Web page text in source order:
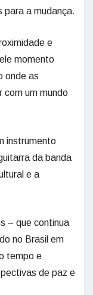
para a mudança.
e
momento
onde as
com um mundo
instrumento
da banda
e a
– que continua
no Brasil em
tempo e
de paz e